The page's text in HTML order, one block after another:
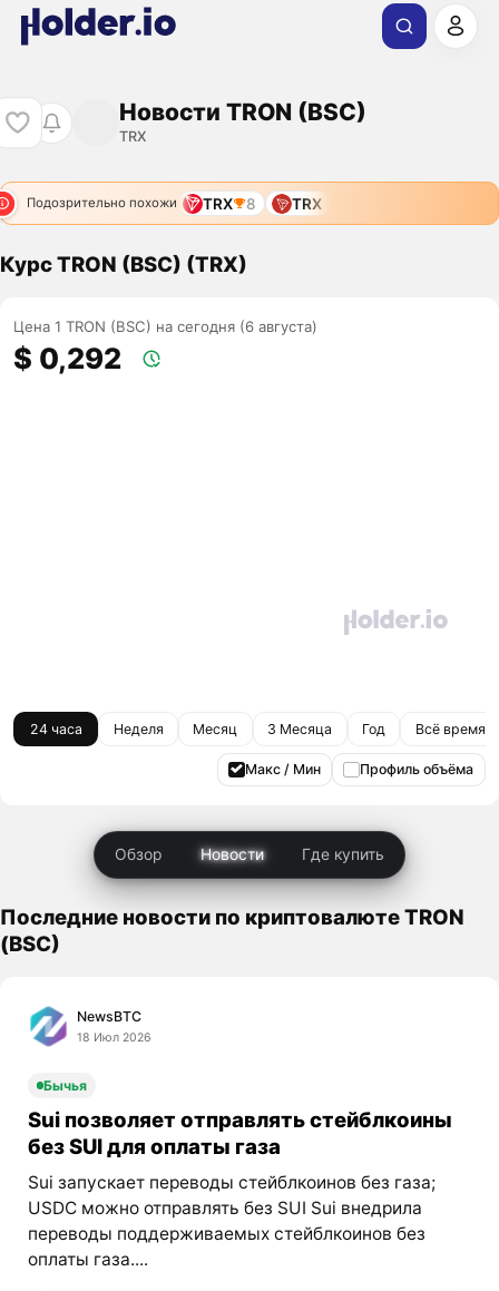
Новости TRON (BSC)
TRX
Подозрительно похожи TRX 8 TRX
Курс TRON (BSC) (TRX)
Цена 1 TRON (BSC) на сегодня (6 августа)
$ 0,292
24 часа Неделя Месяц 3 Месяца Год Всё время
Макс / Мин Профиль объёма
Обзор Новости Где купить
Последние новости по криптовалюте TRON
(BSC)
NewsBTC
18 Июл 2026
Бычья
Sui позволяет отправлять стейблкоины
без SUI для оплаты газа
Sui запускает переводы стейблкоинов без газа;
USDC можно отправлять без SUI Sui внедрила
переводы поддерживаемых стейблкоинов без
оплаты газа....